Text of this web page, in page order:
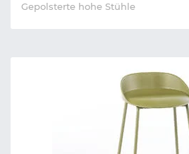
Gepolsterte hohe Stühle